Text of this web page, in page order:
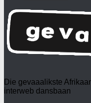
Die gevaaalikste
interweb dansbaan